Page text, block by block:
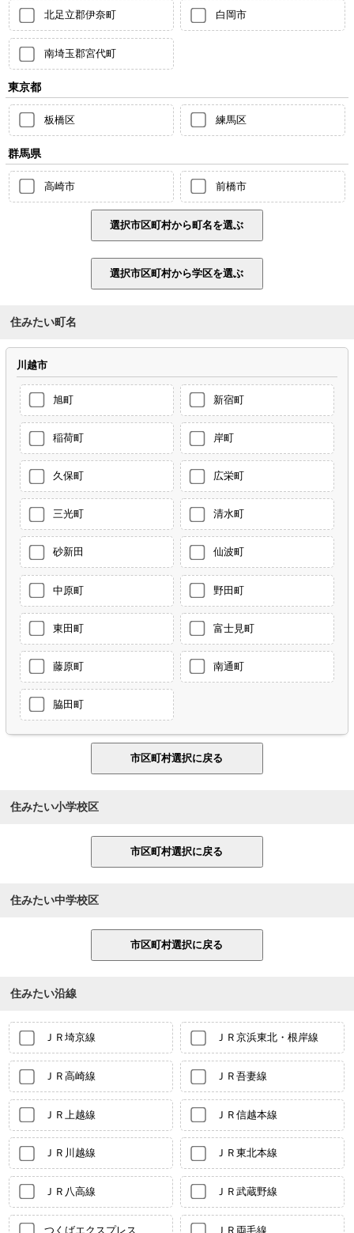
北足立郡伊奈町 白岡市
南埼玉郡宮代町
東京都
板橋区 練馬区
群馬県
高崎市 前橋市
住みたい町名
川越市
旭町 新宿町
稲荷町 岸町
久保町 広栄町
三光町 清水町
砂新田 仙波町
中原町 野田町
東田町 富士見町
藤原町 南通町
脇田町
住みたい小学校区
住みたい中学校区
住みたい沿線
ＪＲ埼京線 ＪＲ京浜東北・根岸線
ＪＲ高崎線 ＪＲ吾妻線
ＪＲ上越線 ＪＲ信越本線
ＪＲ川越線 ＪＲ東北本線
ＪＲ八高線 ＪＲ武蔵野線
つくばエクスプレス ＪＲ両毛線